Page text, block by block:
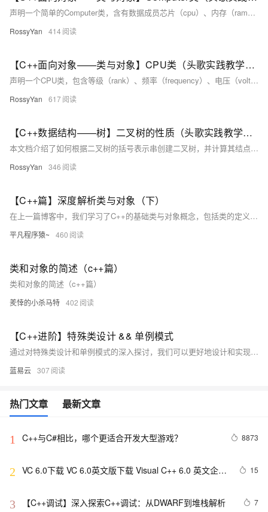
声明一个简单的Computer类，含有数据成员芯片（cpu）、内存（ram）、光驱（cdrom）等等，以及两个公有成员函数run、stop。只能在类的内部访问。这是一种数据隐藏的机制，用于保护类的数据不被外部随意修改。根据提示，在右侧编辑器补充代码，平台会对你编写的代码进行测试。成员可以在派生类（继承该类的子类）中访问。成员，在类的外部不能直接访问。可以在类的外部直接访问。为了完成本关任务，你需要掌握。
RossyYan 414
【C++面向对象——类与对象】CPU类（头歌实践教学平台习题）【合集】
声明一个CPU类，包含等级（rank）、频率（frequency）、电压（voltage）等属性，以及两个公有成员函数run、stop。根据提示，在右侧编辑器补充代码，平台会对你编写的代码进行测试。​ 相关知识 类的声明和使用。 类的声明和对象的声明。 构造函数和析构函数的执行。 一、类的声明和使用 1.类的声明基础 在C++中，类是创建对象的蓝图。类的声明定义了类的成员，包括数据成员（变量）和成员函数（方法）。一个简单的类声明示例如下： classMyClass{ public: int
RossyYan 617
【C++数据结构——树】二叉树的性质（头歌实践教学平台习题）【合集】
本文档介绍了如何根据二叉树的括号表示串创建二叉树，并计算其结点个数、叶子结点个数、某结点的层次和二叉树的宽度。主要内容包括： 1. **定义二叉树节点结构体**：定义了包含节点值、左子节点指针和右子节点指针的结构体。 2. **实现构建二叉树的函数**：通过解析括号表示串，递归地构建二叉树的各个节点及其子树。 3. **使用示例**：展示了如何调用 `buildTree` 函数构建二叉树并进行简单验证。 4. **计算二叉树属性**： - 计算二叉树节点个数。 - 计算二叉树叶子节点个数。 - 计算某节点的层次。 - 计算二叉树的宽度。 最后，提供了测试说明及通关代
RossyYan 346
【C++篇】深度解析类与对象（下）
在上一篇博客中，我们学习了C++的基础类与对象概念，包括类的定义、对象的使用和构造函数的作用。在这一篇，我们将深入探讨C++类的一些重要特性，如构造函数的高级用法、类型转换、static成员、友元、内部类、匿名对象，以及对象拷贝优化等。这些内容可以帮助你更好地理解和应用面向对象编程的核心理念，提升代码的健壮性、灵活性和可维护性。
平凡程序猿~ 460
类和对象的简述（c++篇）
类和对象的简述（c++篇）
羑悻的小杀马特 402
【C++进阶】特殊类设计 && 单例模式
通过对特殊类设计和单例模式的深入探讨，我们可以更好地设计和实现复杂的C++程序。特殊类设计提高了代码的安全性和可维护性，而单例模式则确保类的唯一实例性和全局访问性。理解并掌握这些高级设计技巧，对于提升C++编程水平至关重要。
蓝易云 307
热门文章 最新文章
1 C++与C#相比，哪个更适合开发大型游戏？ 8873
2 VC 6.0下载 VC 6.0英文版下载 Visual C++ 6.0 英文企业
15
3 【C++调试】深入探索C++调试：从DWARF到堆栈解析 7